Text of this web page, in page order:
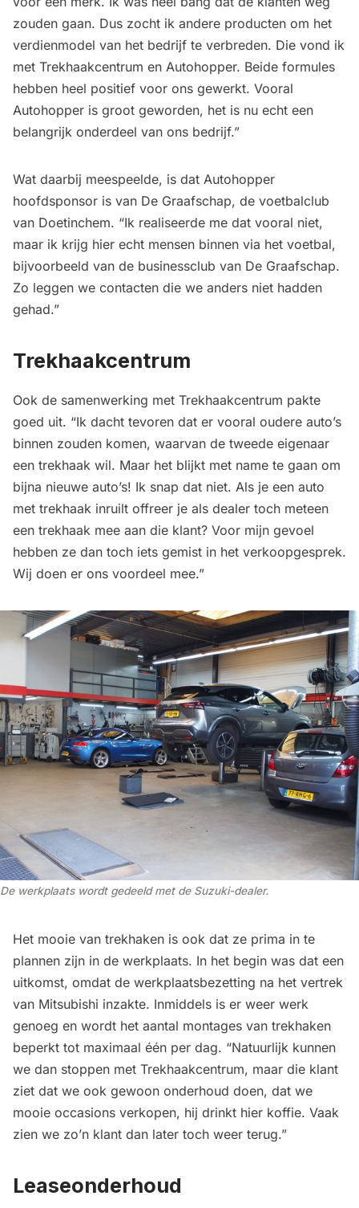
zouden gaan. Dus zocht ik andere producten om het
verdienmodel van het bedrijf te verbreden. Die vond ik
met Trekhaakcentrum en Autohopper. Beide formules
hebben heel positief voor ons gewerkt. Vooral
Autohopper is groot geworden, het is nu echt een
belangrijk onderdeel van ons bedrijf.”
Wat daarbij meespeelde, is dat Autohopper
hoofdsponsor is van De Graafschap, de voetbalclub
van Doetinchem. “Ik realiseerde me dat vooral niet,
maar ik krijg hier echt mensen binnen via het voetbal,
bijvoorbeeld van de businessclub van De Graafschap.
Zo leggen we contacten die we anders niet hadden
gehad.”
Trekhaakcentrum
Ook de samenwerking met Trekhaakcentrum pakte
goed uit. “Ik dacht tevoren dat er vooral oudere auto’s
binnen zouden komen, waarvan de tweede eigenaar
een trekhaak wil. Maar het blijkt met name te gaan om
bijna nieuwe auto’s! Ik snap dat niet. Als je een auto
met trekhaak inruilt offreer je als dealer toch meteen
een trekhaak mee aan die klant? Voor mijn gevoel
hebben ze dan toch iets gemist in het verkoopgesprek.
Wij doen er ons voordeel mee.”
De werkplaats wordt gedeeld met de Suzuki-dealer.
Het mooie van trekhaken is ook dat ze prima in te
plannen zijn in de werkplaats. In het begin was dat een
uitkomst, omdat de werkplaatsbezetting na het vertrek
van Mitsubishi inzakte. Inmiddels is er weer werk
genoeg en wordt het aantal montages van trekhaken
beperkt tot maximaal één per dag. “Natuurlijk kunnen
we dan stoppen met Trekhaakcentrum, maar die klant
ziet dat we ook gewoon onderhoud doen, dat we
mooie occasions verkopen, hij drinkt hier koffie. Vaak
zien we zo’n klant dan later toch weer terug.”
Leaseonderhoud